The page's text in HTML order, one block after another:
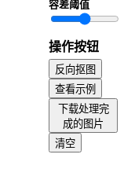
容差阈值
操作按钮
反向抠图
查看示例
下载处理完
成的图片
清空